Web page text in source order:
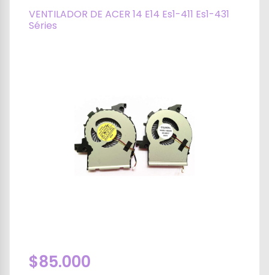
VENTILADOR DE ACER 14 E14 Es1-411 Es1-431
Séries
$85.000